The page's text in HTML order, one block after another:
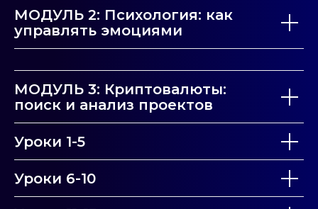
МОДУЛЬ 2: Психология: как
управлять эмоциями
МОДУЛЬ 3: Криптовалюты:
поиск и анализ проектов
Уроки 1-5
Уроки 6-10